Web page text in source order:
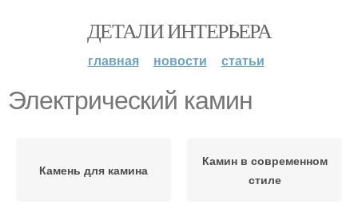
ДЕТАЛИ ИНТЕРЬЕРА
главная новости статьи
Электрический камин
Камень для камина
Камин в современном
стиле